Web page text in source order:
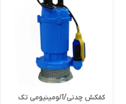
کفکش چدنی/آلومینیومی تک